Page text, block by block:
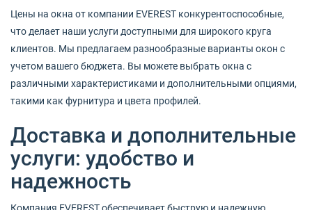
Цены на окна от компании EVEREST конкурентоспособные,
что делает наши услуги доступными для широкого круга
клиентов. Мы предлагаем разнообразные варианты окон с
учетом вашего бюджета. Вы можете выбрать окна с
различными характеристиками и дополнительными опциями,
такими как фурнитура и цвета профилей.
Доставка и дополнительные
услуги: удобство и
надежность